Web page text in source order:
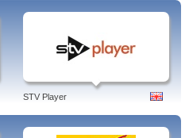
STV Player